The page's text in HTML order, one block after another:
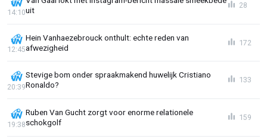
uit
14:10
28
Hein Vanhaezebrouck onthult: echte reden van
afwezigheid
12:45
172
Stevige bom onder spraakmakend huwelijk Cristiano
Ronaldo?
20:39
133
Ruben Van Gucht zorgt voor enorme relationele
schokgolf
19:38
159